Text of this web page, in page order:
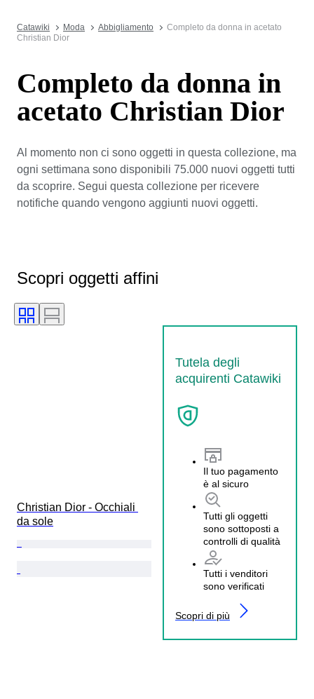
Catawiki Moda Abbigliamento
Completo da donna in acetato
Christian Dior
Completo da donna in
acetato Christian Dior
Al momento non ci sono oggetti in questa collezione, ma
ogni settimana sono disponibili 75.000 nuovi oggetti tutti
da scoprire. Segui questa collezione per ricevere
notifiche quando vengono aggiunti nuovi oggetti.
Scopri oggetti affini
Tutela degli
acquirenti Catawiki
Il tuo pagamento
è al sicuro
Tutti gli oggetti
sono sottoposti a
controlli di qualità
Tutti i venditori
sono verificati
Scopri di più
Christian Dior - Occhiali
da sole